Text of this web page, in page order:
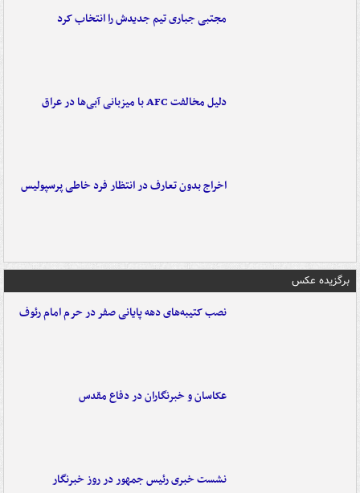
مجتبی جباری تیم جدیدش را انتخاب کرد
دلیل مخالفت AFC با میزبانی آبی‌ها در عراق
اخراج بدون تعارف در انتظار فرد خاطی پرسپولیس
برگزیده عکس
نصب کتیبه‌های دهه پایانی صفر در حرم امام رئوف
عکاسان و خبرنگاران در دفاع مقدس
نشست خبری رئیس جمهور در روز خبرنگار